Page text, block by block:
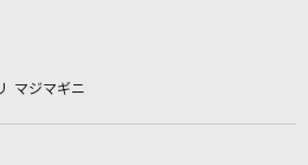
オケ店舗検索
マジマギニ